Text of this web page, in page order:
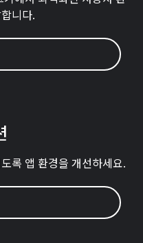
니다.
록 앱 환경을 개선하세요.